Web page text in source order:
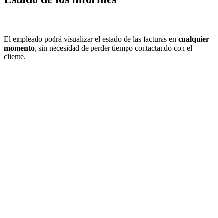
El empleado podrá visualizar el estado de las facturas en cualquier
momento, sin necesidad de perder tiempo contactando con el
cliente.